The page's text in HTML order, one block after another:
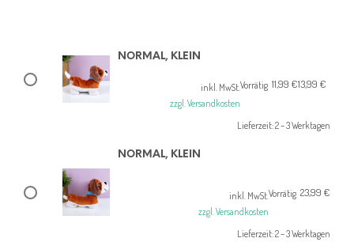
NORMAL, KLEIN
13,99 €
Ursprünglicher
13,99 €
11,99 €
Aktueller
11,99 €.
Vorrätig
inkl. MwSt.
zzgl. Versandkosten
Lieferzeit:2 – 3 Werktagen
NORMAL, KLEIN
23,99 €
Vorrätig
inkl. MwSt.
zzgl. Versandkosten
Lieferzeit:2 – 3 Werktagen